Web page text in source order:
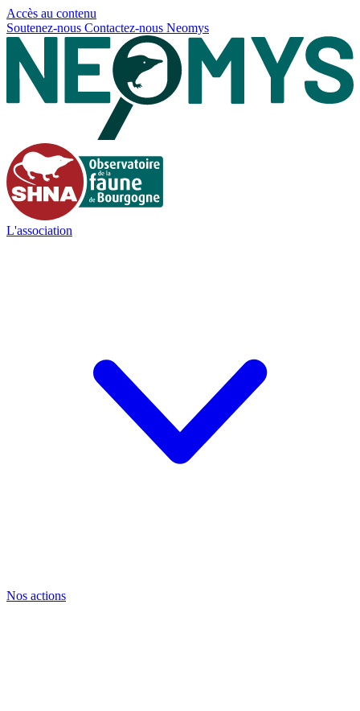
Accès au contenu
Soutenez-nous Contactez-nous Neomys
L'association
Nos actions
Panneau de gestion des cookies